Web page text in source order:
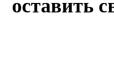
оставить